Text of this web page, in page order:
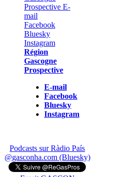
Région
Gascogne
Prospective
E-mail
Facebook
Bluesky
Instagram
Podcasts sur Ràdio País
@gasconha.com (Bluesky)